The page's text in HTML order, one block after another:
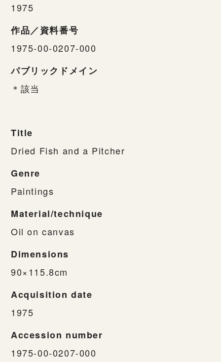
1975
作品／資料番号
1975-00-0207-000
パブリックドメイン
＊該当
Title
Dried Fish and a Pitcher
Genre
Paintings
Material/technique
Oil on canvas
Dimensions
90×115.8cm
Acquisition date
1975
Accession number
1975-00-0207-000